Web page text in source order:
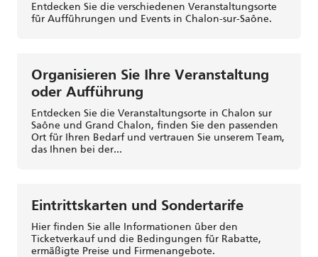
Entdecken Sie die verschiedenen Veranstaltungsorte
für Aufführungen und Events in Chalon-sur-Saône.
Organisieren Sie Ihre Veranstaltung
oder Aufführung
Entdecken Sie die Veranstaltungsorte in Chalon sur
Saône und Grand Chalon, finden Sie den passenden
Ort für Ihren Bedarf und vertrauen Sie unserem Team,
das Ihnen bei der...
Eintrittskarten und Sondertarife
Hier finden Sie alle Informationen über den
Ticketverkauf und die Bedingungen für Rabatte,
ermäßigte Preise und Firmenangebote.